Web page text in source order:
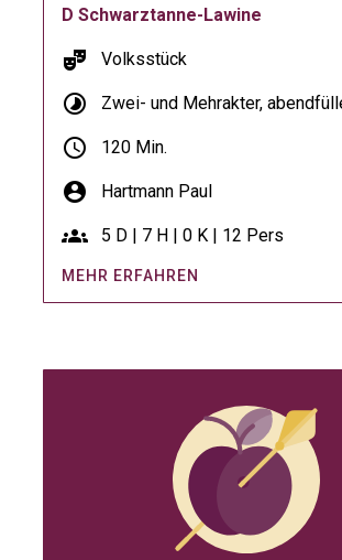
D Schwarztanne-Lawine
theater_comedy Volksstück
timelapse Zwei- und Mehrakter,
schedule 120 Min.
account_circle Hartmann Paul
groups 5 D | 7 H | 0 K | 12 Pers
MEHR ERFAHREN